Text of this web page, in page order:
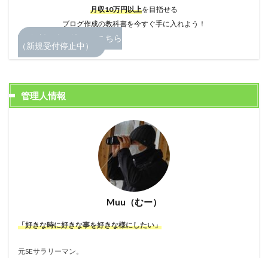
月収10万円以上を目指せる
ブログ作成の教科書を今すぐ手に入れよう！
無料お申し込みはこちら
（新規受付停止中）
管理人情報
Muu（むー）
「好きな時に好きな事を好きな様にしたい」
元SEサラリーマン。